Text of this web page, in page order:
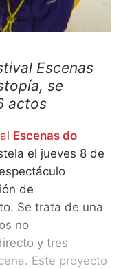
Escenas
se
actos
Escenas do
el jueves 8 de
de
Se trata de una
no
y tres
Este proyecto